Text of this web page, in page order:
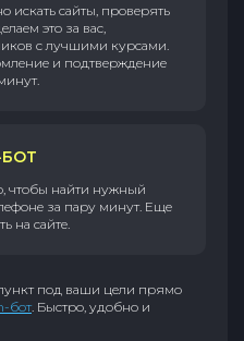
искать сайты, проверять
это за вас,
с лучшими курсами.
и подтверждение
БОТ
чтобы найти нужный
за пару минут. Еще
на сайте.
под ваши цели прямо
бот. Быстро, удобно и